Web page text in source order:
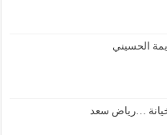
الحسيني
…رياض سعد